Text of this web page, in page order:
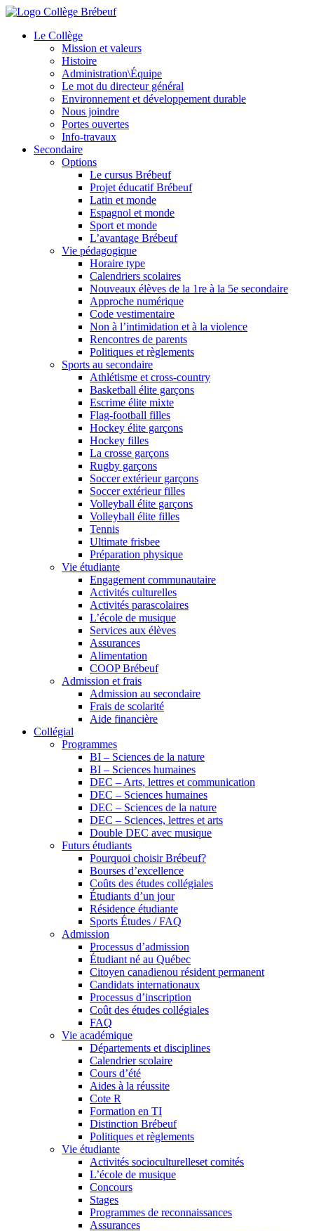
Le Collège
Mission et valeurs
Histoire
Administration\Équipe
Le mot du directeur général
Environnement et développement durable
Nous joindre
Portes ouvertes
Info-travaux
Secondaire
Options
Le cursus Brébeuf
Projet éducatif Brébeuf
Latin et monde
Espagnol et monde
Sport et monde
L’avantage Brébeuf
Vie pédagogique
Horaire type
Calendriers scolaires
Nouveaux élèves de la 1re à la 5e secondaire
Approche numérique
Code vestimentaire
Non à l’intimidation et à la violence
Rencontres de parents
Politiques et règlements
Sports au secondaire
Athlétisme et cross-country
Basketball élite garçons
Escrime élite mixte
Flag-football filles
Hockey élite garçons
Hockey filles
La crosse garçons
Rugby garçons
Soccer extérieur garçons
Soccer extérieur filles
Volleyball élite garçons
Volleyball élite filles
Tennis
Ultimate frisbee
Préparation physique
Vie étudiante
Engagement communautaire
Activités culturelles
Activités parascolaires
L’école de musique
Services aux élèves
Assurances
Alimentation
COOP Brébeuf
Admission et frais
Admission au secondaire
Frais de scolarité
Aide financière
Collégial
Programmes
BI – Sciences de la nature
BI – Sciences humaines
DEC – Arts, lettres et communication
DEC – Sciences humaines
DEC – Sciences de la nature
DEC – Sciences, lettres et arts
Double DEC avec musique
Futurs étudiants
Pourquoi choisir Brébeuf?
Bourses d’excellence
Coûts des études collégiales
Étudiants d’un jour
Résidence étudiante
Sports Études / FAQ
Admission
Processus d’admission
Étudiant né au Québec
Citoyen canadienou résident permanent
Candidats internationaux
Processus d’inscription
Coût des études collégiales
FAQ
Vie académique
Départements et disciplines
Calendrier scolaire
Cours d’été
Aides à la réussite
Cote R
Formation en TI
Distinction Brébeuf
Politiques et règlements
Vie étudiante
Activités socioculturelleset comités
L’école de musique
Concours
Stages
Programmes de reconnaissances
Assurances